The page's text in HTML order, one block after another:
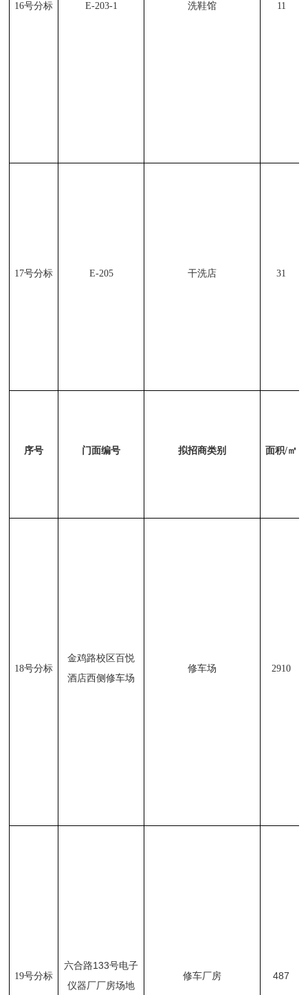
16号分标 E-203-1 洗鞋馆 11
17号分标 E-205 干洗店 31
序号 门面编号 拟招商类别 面积/㎡
18号分标
金鸡路校区百悦
酒店西侧修车场
修车场 2910
19号分标
六合路133号电子
仪器厂厂房场地
修车厂房 487